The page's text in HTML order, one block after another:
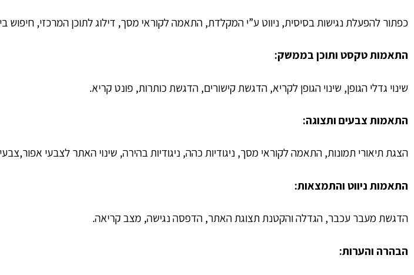
כפתור להפעלת נגישות בסיסית, ניווט ע”י המקלדת, התאמה לקוראי מסך, דילוג לתוכן המרכזי, חיפוש
התאמות טקסט ותוכן בממשק:
שינוי גדלי הגופן, שינוי הגופן לקריא, הדגשת קישורים, הדגשת כותרות, פונט קריא.
התאמות צבעים ותצוגה:
הצגת תיאורי תמונות, התאמה לקוראי מסך, ניגודיות כהה, ניגודיות בהירה, שינוי האתר לצבעי
התאמות ניווט והתמצאות:
הדגשת מעבר עכבר, הגדלה והקטנת תצוגת האתר, הדפסה נגישה, מצב קריאה.
הבהרה והערות: